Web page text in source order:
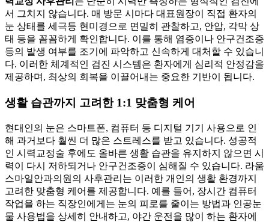
서 그치지 않습니다. 매 방문 시마다 대표원장이 직접 환자의
눈 상태를 세극등 현미경으로 면밀히 관찰하고, 안압, 각막 상
태 등을 꼼꼼하게 확인합니다. 이를 통해 염증이나 안구건조증
등의 발생 여부를 조기에 파악하고 신속하게 대처할 수 있습니
다. 이러한 체계적인 검진 시스템은 환자에게 심리적 안정감을
제공하며, 최상의 회복을 이끌어내는 중요한 기반이 됩니다.
생활 습관까지 고려한 1:1 맞춤형 케어
현대인의 눈은 스마트폰, 컴퓨터 등 디지털 기기 사용으로 인
해 과거보다 훨씬 더 많은 스트레스를 받고 있습니다. 성공적
인 시력교정술 후에도 올바른 생활 습관을 유지하지 않으면 시
력이 다시 저하되거나 안구건조증이 심해질 수 있습니다. 라움
스마일안과의원의 사후관리는 이러한 개인의 생활 환경까지
고려한 맞춤형 케어를 제공합니다. 예를 들어, 장시간 컴퓨터
작업을 하는 직장인에게는 눈의 피로를 줄이는 방법과 인공눈
물 사용법을 상세히 안내하고, 야간 운전을 많이 하는 환자에